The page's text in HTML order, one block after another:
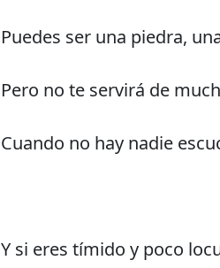
Puedes ser una piedra,
Pero no te servirá de
Cuando no hay nadie
Y si eres tímido y poco